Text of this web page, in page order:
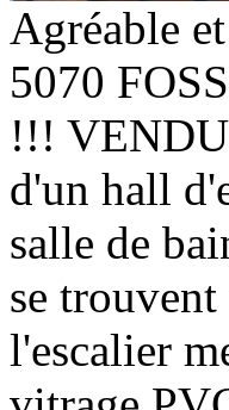
Agréable
5070
!!!
d'un hall
salle de
se trouvent
l'escalier